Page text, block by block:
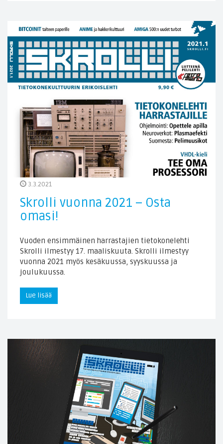
3.3.2021
Skrolli vuonna 2021 – Osta
omasi!
Vuoden ensimmäinen harrastajien tietokonelehti
Skrolli ilmestyy 17. maaliskuuta. Skrolli ilmestyy
vuonna 2021 myös kesäkuussa, syyskuussa ja
joulukuussa.
Lue lisää